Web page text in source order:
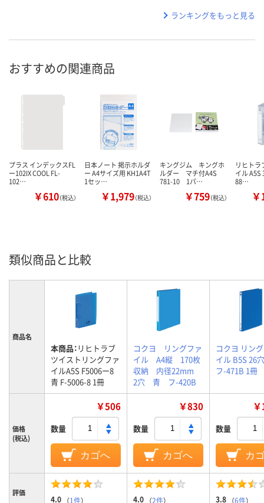
ランキングをもっと見る
おすすめの関連商品
プラス インデックスFL
ー102IX COOL FL-
102…
￥610（税込）
日本ノート 掲示ホルダ
ー A4サイズ用 KH1A4T
1セッ…
￥1,979（税込）
キングジム キングホ
ルダー マチ付A4S
781-10 1パ…
￥759（税込）
リヒトラ
イル A5S
88…
類似商品と比較
商品名
本商品： リヒトラブ
ツイストリングファ
イルA5S F5006ー8
青 F-5006-8 1冊
コクヨ リングファ
イル A4縦 170枚
収納 内径22mm
2穴 青 フ-420B
コクヨ リン
イル B5S 26穴
フ-471B 1冊
価格
(税込)
￥506
数量
カゴへ
￥830
数量
カゴへ
数量
カ
評価
4.0 （1件） 4.0 （2件） 3.8 （6件）